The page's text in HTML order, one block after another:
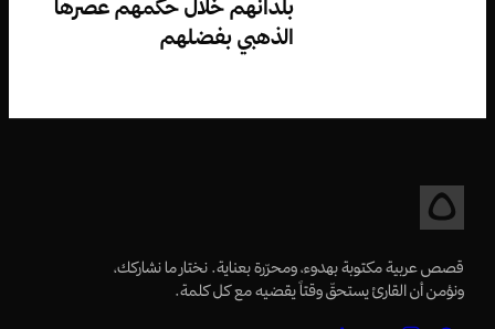
بلدانهم خلال حكمهم عصرها
الذهبي بفضلهم
قصص عربية مكتوبة بهدوء، ومحرّرة بعناية. نختار ما نشاركك،
ونؤمن أن القارئ يستحقّ وقتاً يقضيه مع كل كلمة.